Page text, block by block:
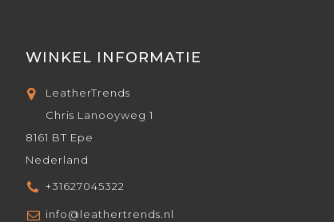
WINKEL INFORMATIE
LeatherTrends
Chris Lanooyweg 1
8161 BT Epe
Nederland
+31627045322
info@leathertrends.nl